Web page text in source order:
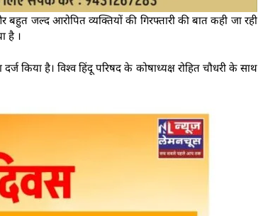
जल्द आरोपित व्यक्तियों की गिरफ्तारी की बात कही जा रही
है ।
है। विश्व हिंदू परिषद के कोषाध्यक्ष रोहित चौधरी के साथ